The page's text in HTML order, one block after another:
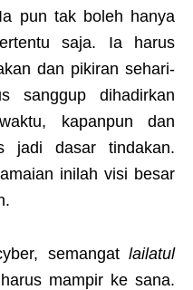
pun tak boleh hanya
saja. Ia harus
dan pikiran sehari-
sanggup dihadirkan
kapanpun dan
jadi dasar tindakan.
inilah visi besar
semangat lailatul
harus mampir ke sana.